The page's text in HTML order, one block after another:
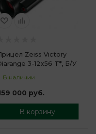
Zeiss Victory
3-12х56 T*, Б/У
В наличии
000 руб.
В корзину